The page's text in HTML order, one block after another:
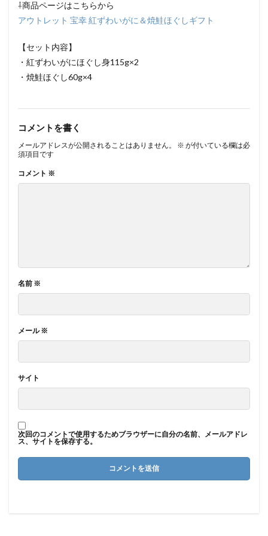
⇩商品ページはこちらから
アウトレット 宝幸 紅ずわいがに＆焼鮭ほぐしギフト
【セット内容】
・紅ずわいがにほぐし身115g×2
・焼鮭ほぐし60g×4
コメントを書く
メールアドレスが公開されることはありません。 ※ が付いている欄は必
須項目です
コメント ※
名前 ※
メール※
サイト
次回のコメントで使用するためブラウザーに自分の名前、メールアドレ
ス、サイトを保存する。